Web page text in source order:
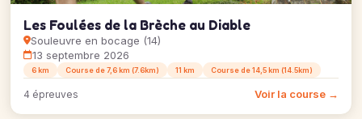
Les Foulées de la Brèche au Diable
Souleuvre en bocage (14)
13 septembre 2026
6 km Course de 7,6 km (7.6km) 11 km Course de 14,5 km (14.5km)
4 épreuves Voir la course →